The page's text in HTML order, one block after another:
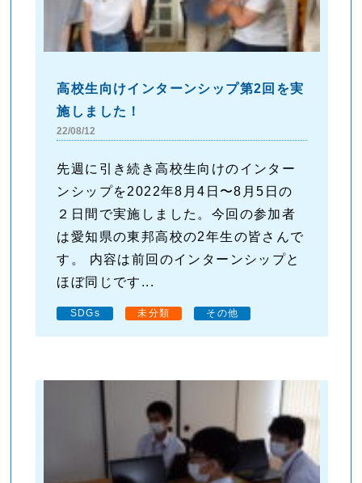
高校生向けインターンシップ第2回を実
施しました！
22/08/12
先週に引き続き高校生向けのインター
ンシップを2022年8月4日〜8月5日の
２日間で実施しました。今回の参加者
は愛知県の東邦高校の2年生の皆さんで
す。 内容は前回のインターンシップと
ほぼ同じです...
SDGs 未分類 その他